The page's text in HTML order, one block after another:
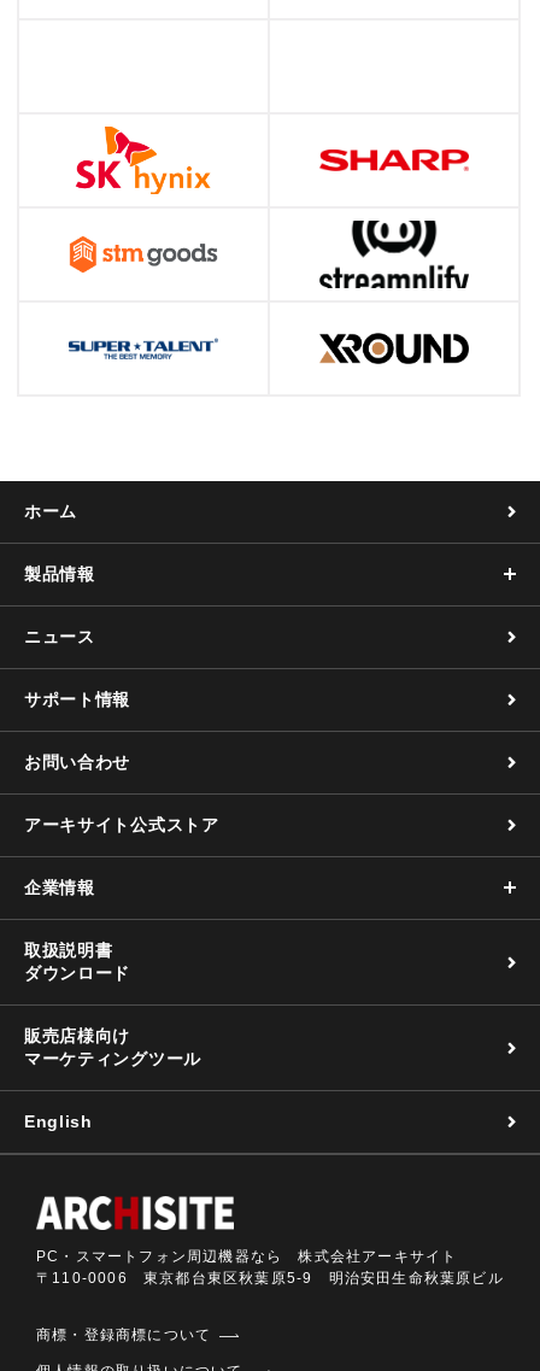
ホーム
製品情報
ニュース
サポート情報
お問い合わせ
アーキサイト公式ストア
企業情報
取扱説明書
ダウンロード
販売店様向け
マーケティングツール
English
PC・スマートフォン周辺機器なら 株式会社アーキサイト
〒110-0006 東京都台東区秋葉原5-9 明治安田生命秋葉原ビル
商標・登録商標について